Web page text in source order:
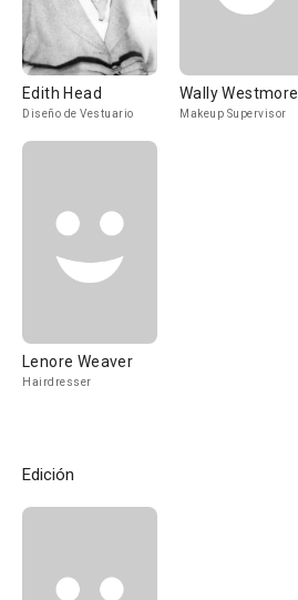
Edith Head
Diseño de Vestuario
Wally Westmore
Makeup Supervisor
Lenore Weaver
Hairdresser
Edición